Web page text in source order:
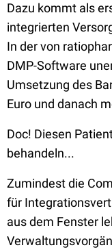
Dazu kommt als
integrierten
In der von
DMP-Software
Umsetzung des
Euro und danach
Doc! Diesen
behandeln...
Zumindest die
für
aus dem Fenster